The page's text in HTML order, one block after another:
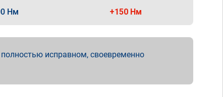
Нм +150 Нм
исправном, своевременно